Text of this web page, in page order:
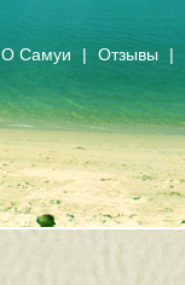
О Самуи | Отзывы |